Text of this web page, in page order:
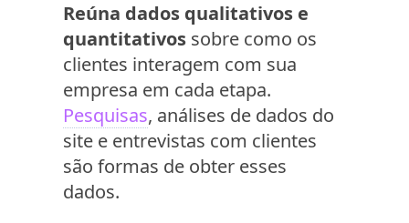
Reúna dados qualitativos e
quantitativos sobre como os
clientes interagem com sua
empresa em cada etapa.
Pesquisas, análises de dados do
site e entrevistas com clientes
são formas de obter esses
dados.